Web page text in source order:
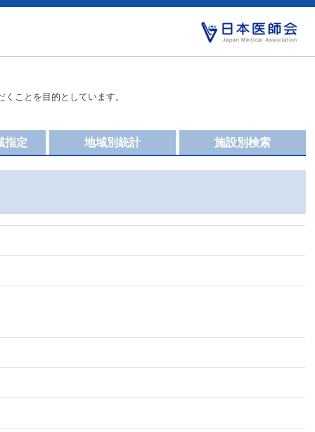
ことを目的としています。
施設別検索
地域別統計
指定